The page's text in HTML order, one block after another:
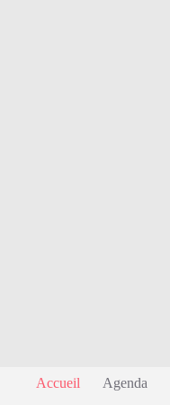
Accueil Agenda